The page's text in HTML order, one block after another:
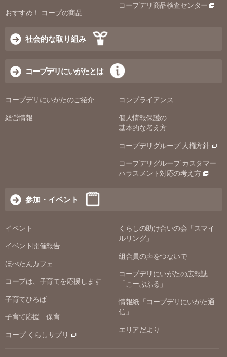
おすすめ！ コープの商品
コープデリ商品検査センター
社会的な取り組み
コープデリにいがたとは
コープデリにいがたのご紹介
経営情報
コンプライアンス
個人情報保護の
基本的な考え方
コープデリグループ 人権方針
コープデリグループ カスタマー
ハラスメント対応の考え方
参加・イベント
イベント
イベント開催報告
ほぺたんカフェ
コープは、子育てを応援します
子育てひろば
子育て応援 保育
コープ くらしサプリ
くらしの助け合いの会「スマイ
ルリング」
組合員の声をつないで
コープデリにいがたの広報誌
「こーぷふる」
情報紙「コープデリにいがた通
信」
エリアだより